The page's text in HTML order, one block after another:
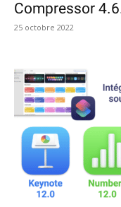
Compressor
25 octobre 2022